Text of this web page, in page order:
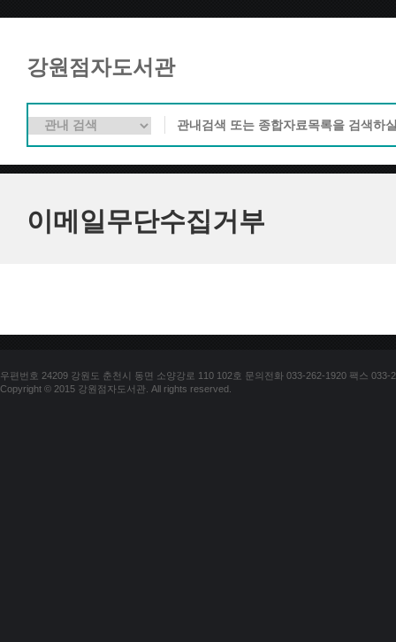
강원점자도서관
이메일무단수집거부
우편번호 24209 강원도 춘천시 동면 소양강로 110 102호 문의전화 033-262-1920 팩스 033-
Copyright © 2015 강원점자도서관. All rights reserved.